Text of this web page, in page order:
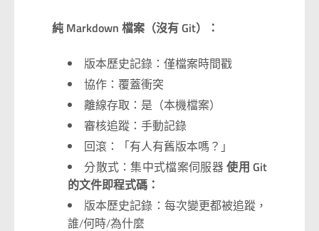
純 Markdown 檔案（沒有 Git）：
版本歷史記錄：僅檔案時間戳
協作：覆蓋衝突
離線存取：是（本機檔案）
審核追蹤：手動記錄
回滾：「有人有舊版本嗎？」
分散式：集中式檔案伺服器使用 Git
的文件即程式碼：
版本歷史記錄：每次變更都被追蹤，
誰/何時/為什麼